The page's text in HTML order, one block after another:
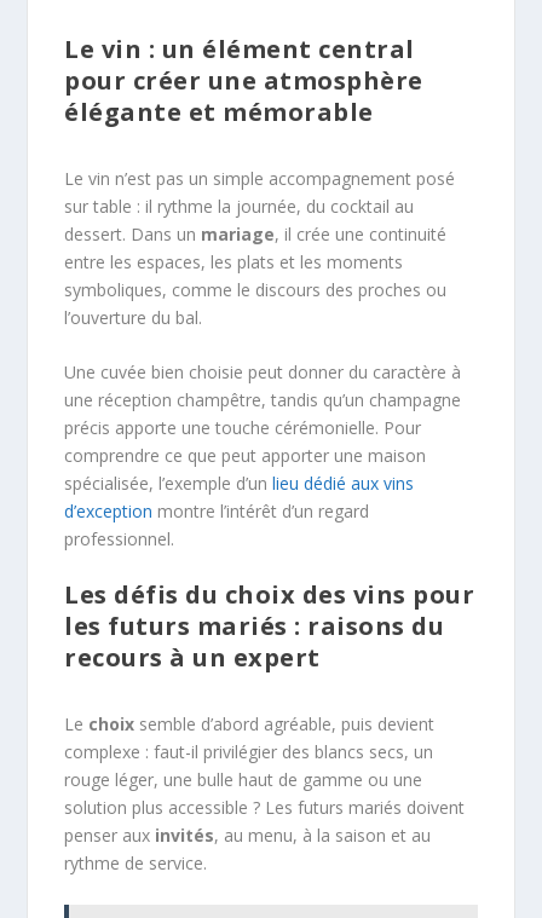
Le vin : un élément central
pour créer une atmosphère
élégante et mémorable
Le vin n’est pas un simple accompagnement posé
sur table : il rythme la journée, du cocktail au
dessert. Dans un mariage, il crée une continuité
entre les espaces, les plats et les moments
symboliques, comme le discours des proches ou
l’ouverture du bal.
Une cuvée bien choisie peut donner du caractère à
une réception champêtre, tandis qu’un champagne
précis apporte une touche cérémonielle. Pour
comprendre ce que peut apporter une maison
spécialisée, l’exemple d’unlieu dédié aux vins
d’exception montre l’intérêt d’un regard
professionnel.
Les défis du choix des vins pour
les futurs mariés : raisons du
recours à un expert
Le choix semble d’abord agréable, puis devient
complexe : faut-il privilégier des blancs secs, un
rouge léger, une bulle haut de gamme ou une
solution plus accessible ? Les futurs mariés doivent
penser aux invités, au menu, à la saison et au
rythme de service.